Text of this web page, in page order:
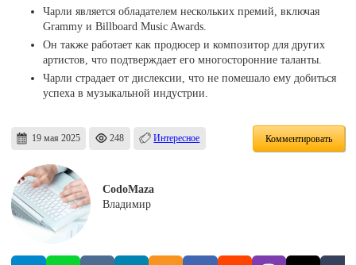
Чарли является обладателем нескольких премий, включая
Grammy и Billboard Music Awards.
Он также работает как продюсер и композитор для других
артистов, что подтверждает его многосторонние таланты.
Чарли страдает от дислексии, что не помешало ему добиться
успеха в музыкальной индустрии.
19 мая 2025 248 Интересное Комментировать
CodoMaza
Владимир